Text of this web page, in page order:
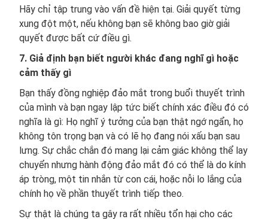
Hãy chỉ tập trung vào vấn đề hiện tại. Giải quyết từng
xung đột một, nếu không bạn sẽ không bao giờ giải
quyết được bất cứ điều gì.
7. Giả định bạn biết người khác đang nghĩ gì hoặc
cảm thấy gì
Bạn thấy đồng nghiệp đảo mắt trong buổi thuyết trình
của mình và bạn ngay lập tức biết chính xác điều đó có
nghĩa là gì: Họ nghĩ ý tưởng của bạn thật ngớ ngẩn, họ
không tôn trọng bạn và có lẽ họ đang nói xấu bạn sau
lưng. Sự chắc chắn đó mang lại cảm giác không thể lay
chuyển nhưng hành động đảo mắt đó có thể là do kính
áp tròng, một tin nhắn từ con cái, hoặc nỗi lo lắng của
chính họ về phần thuyết trình tiếp theo.
Sự thật là chúng ta gây ra rất nhiều tổn hại cho các